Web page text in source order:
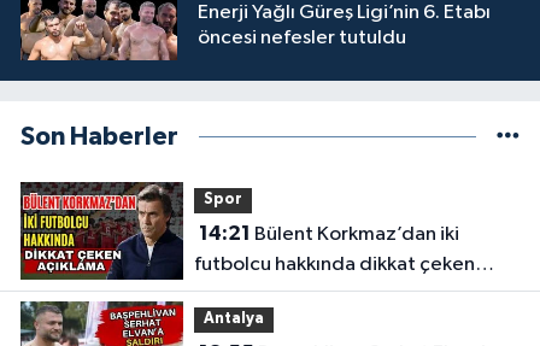
Enerji Yağlı Güreş Ligi’nin 6. Etabı
öncesi nefesler tutuldu
Son Haberler
Spor
14:21
futbolcu hakkında dikkat çeken
açıklama
Antalya